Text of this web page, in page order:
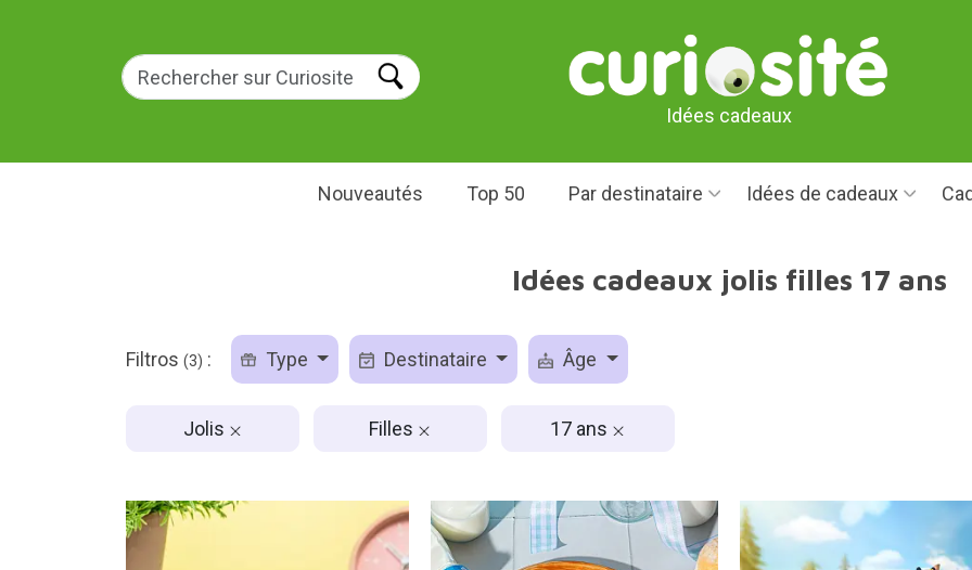
Idées cadeaux
Nouveautés Top 50 Par destinataire Idées de cadeaux
Idées cadeaux jolis filles 17 ans
Filtros (3) : Type Destinataire Âge
Jolis Filles 17 ans